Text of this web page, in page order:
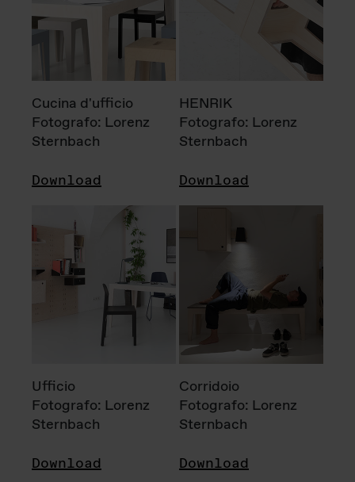
Cucina d'ufficio
Fotografo: Lorenz
Sternbach
Download
HENRIK
Fotografo: Lorenz
Sternbach
Download
Ufficio
Fotografo: Lorenz
Sternbach
Download
Corridoio
Fotografo: Lorenz
Sternbach
Download